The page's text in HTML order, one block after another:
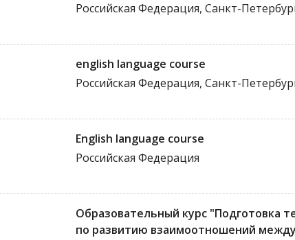
Российская Федерация, Санкт-
english language course
Российская Федерация, Санкт-
English language course
Российская Федерация
Образовательный курс "Подготовка
по развитию взаимоотношений